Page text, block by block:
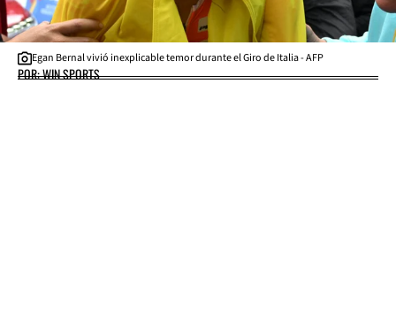
Egan Bernal vivió inexplicable temor durante el Giro de Italia - AFP
POR: WIN SPORTS